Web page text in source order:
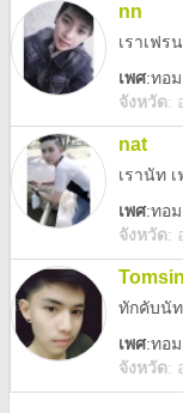
nn
เราเฟร
เพศ:ทอม
จังหวัด:
nat
เพศ:ทอม
จังหวัด:
ทักคับนั
เพศ:ทอม
จังหวัด: